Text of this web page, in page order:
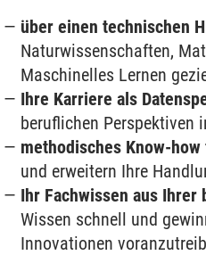
über einen technischen
Naturwissenschaften,
Maschinelles Lernen
Ihre Karriere als
beruflichen Perspektiven
methodisches Know-
und erweitern Ihre
Ihr Fachwissen aus
Wissen schnell und
Innovationen